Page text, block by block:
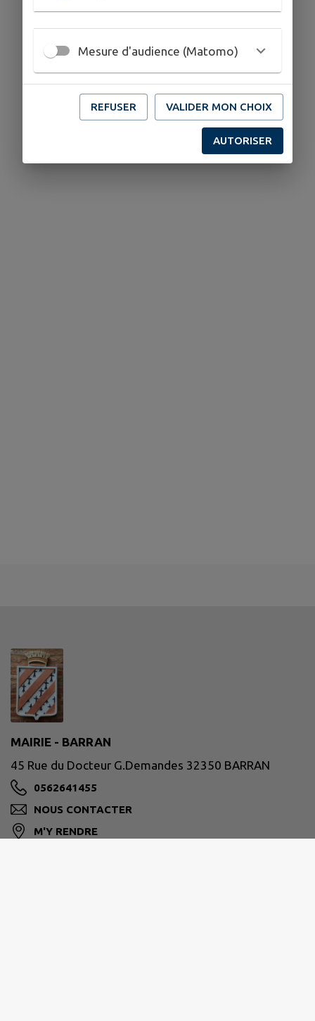
MAIRIE - BARRAN
45 Rue du Docteur G.Demandes 32350 BARRAN
0562641455
NOUS CONTACTER
M'Y RENDRE
Mesure d'audience (Matomo)
REFUSER VALIDER MON CHOIX
AUTORISER